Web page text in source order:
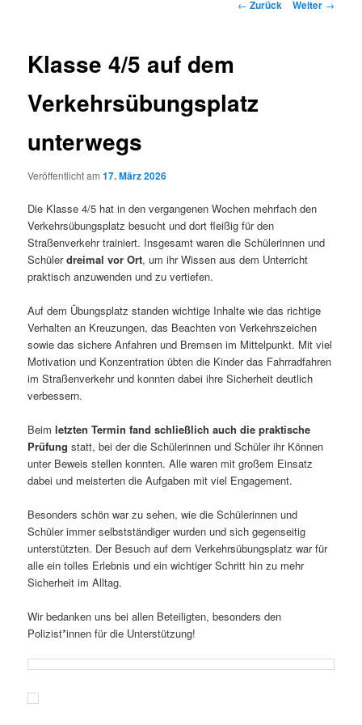
← Zurück Weiter →
Klasse 4/5 auf dem
Verkehrsübungsplatz
unterwegs
Veröffentlicht am17. März 2026
Die Klasse 4/5 hat in den vergangenen Wochen mehrfach den
Verkehrsübungsplatz besucht und dort fleißig für den
Straßenverkehr trainiert. Insgesamt waren die Schülerinnen und
Schülerdreimal vor Ort, um ihr Wissen aus dem Unterricht
praktisch anzuwenden und zu vertiefen.
Auf dem Übungsplatz standen wichtige Inhalte wie das richtige
Verhalten an Kreuzungen, das Beachten von Verkehrszeichen
sowie das sichere Anfahren und Bremsen im Mittelpunkt. Mit viel
Motivation und Konzentration übten die Kinder das Fahrradfahren
im Straßenverkehr und konnten dabei ihre Sicherheit deutlich
verbessern.
Beimletzten Termin fand schließlich auch die praktische
Prüfung statt, bei der die Schülerinnen und Schüler ihr Können
unter Beweis stellen konnten. Alle waren mit großem Einsatz
dabei und meisterten die Aufgaben mit viel Engagement.
Besonders schön war zu sehen, wie die Schülerinnen und
Schüler immer selbstständiger wurden und sich gegenseitig
unterstützten. Der Besuch auf dem Verkehrsübungsplatz war für
alle ein tolles Erlebnis und ein wichtiger Schritt hin zu mehr
Sicherheit im Alltag.
Wir bedanken uns bei allen Beteiligten, besonders den
Polizist*innen für die Unterstützung!